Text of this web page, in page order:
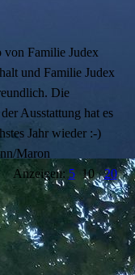
von Familie Judex
und Familie Judex
Die
Ausstattung hat es
Jahr wieder :-)
Maron
Anzeigen: 51020